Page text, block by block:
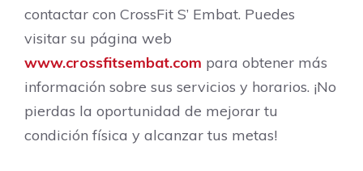
contactar con CrossFit S’ Embat. Puedes
visitar su página web
www.crossfitsembat.com para obtener más
información sobre sus servicios y horarios. ¡No
pierdas la oportunidad de mejorar tu
condición física y alcanzar tus metas!